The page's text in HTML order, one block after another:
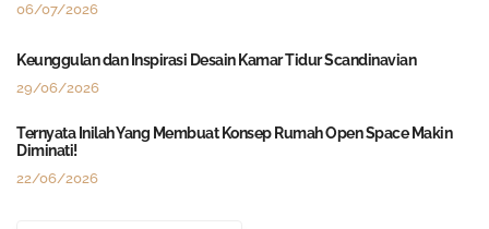
06/07/2026
Keunggulan dan Inspirasi Desain Kamar Tidur Scandinavian
29/06/2026
Ternyata Inilah Yang Membuat Konsep Rumah Open Space Makin
Diminati!
22/06/2026